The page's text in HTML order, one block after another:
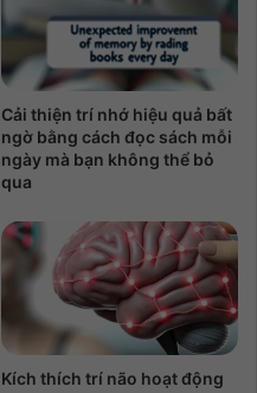
Cải thiện trí nhớ hiệu quả bất
ngờ bằng cách đọc sách mỗi
ngày mà bạn không thể bỏ
qua
Kích thích trí não hoạt động